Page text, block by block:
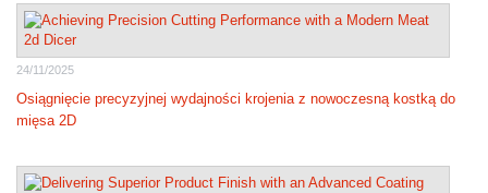
24/11/2025
Osiągnięcie precyzyjnej wydajności krojenia z nowoczesną kostką do
mięsa 2D